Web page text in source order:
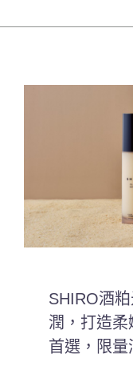
SHIRO酒
潤，打造
首選，限量